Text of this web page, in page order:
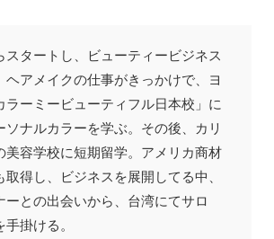
スタートし、ビューティービジネス
ヘアメイクの仕事がきっかけで、ヨ
ラーミービューティフル日本校」に
ソナルカラーを学ぶ。その後、カリ
美容学校に短期留学。アメリカ商材
得し、ビジネスを展開してる中、
ーとの出会いから、台湾にてサロ
掛ける。